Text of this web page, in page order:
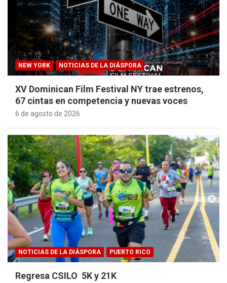
NEW YORK NOTICIAS DE LA DIÁSPORA
XV Dominican Film Festival NY trae estrenos,
67 cintas en competencia y nuevas voces
6 de agosto de 2026
NOTICIAS DE LA DIÁSPORA PUERTO RICO
Regresa CSILO 5K y 21K